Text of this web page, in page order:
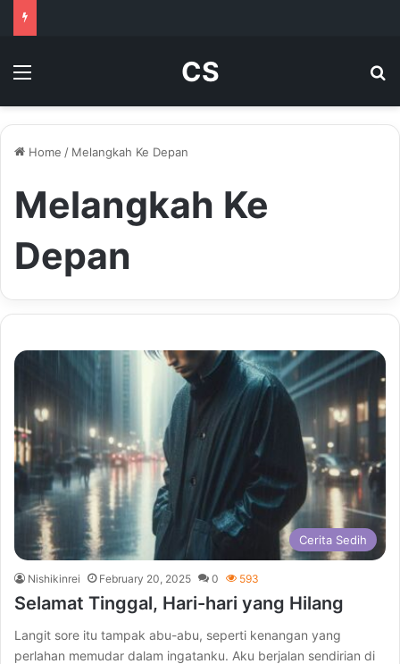
Menu CS
Home / Melangkah Ke Depan
Melangkah Ke
Depan
Cerita Sedih
Nishikinrei February 20, 2025 0 593
Selamat Tinggal, Hari-hari yang Hilang
Langit sore itu tampak abu-abu, seperti kenangan yang
perlahan memudar dalam ingatanku. Aku berjalan sendirian di